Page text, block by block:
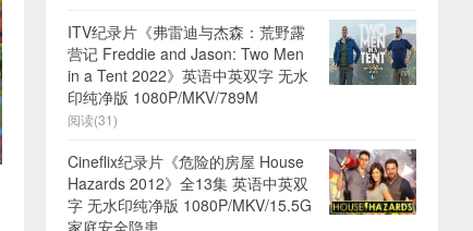
ITV纪录片《弗雷迪与杰森：荒野露
营记 Freddie and Jason: Two Men
in a Tent 2022》英语中英双字 无水
印纯净版 1080P/MKV/789M
阅读(31)
Cineflix纪录片《危险的房屋 House
Hazards 2012》全13集 英语中英双
字 无水印纯净版 1080P/MKV/15.5G
家庭安全隐患